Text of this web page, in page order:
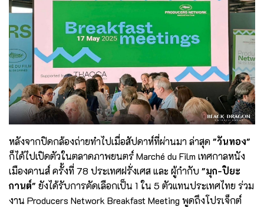
หลังจากปิดกล้องถ่ายทำไปเมื่อสัปดาห์ที่ผ่านมา ล่าสุด"วันทอง"
ก็ได้ไปเปิดตัวในตลาดภาพยนตร์ Marché du Film เทศกาลหนัง
เมืองคานส์ ครั้งที่ 78 ประเทศฝรั่งเศส และ ผู้กำกับ"มุก-ปิยะ
กานต์" ยังได้รับการคัดเลือกเป็น 1 ใน 5 ตัวแทนประเทศไทย ร่วม
งาน Producers Network Breakfast Meeting พูดถึงโปรเจ็กต์